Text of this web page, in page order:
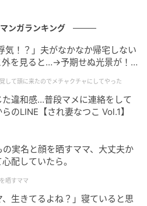
算
は、掛け合わせる数が5で、
は掛け合わせる数が5で、
ら、累乗を掛け算に直して計
ていない四則演算よりも先に
ます。よって、今回の問題
ンガランキング
気！？」夫がなかなか帰宅しない
外を見ると…→予期せぬ光景が！
やった
して頭に来たのでメチャクチャにしてやった
違和感…普段マメに連絡をして
のLINE【され妻なつこ Vol.1】
実名と顔を晒すママ、大丈夫か
配していたら。
晒すママ
生きてるよね？」寝ていると思